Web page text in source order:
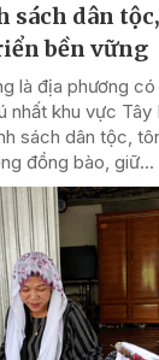
sách dân
bền vững
là địa phương
nhất khu vực Tây
sách dân tộc,
đồng bào, giữ...